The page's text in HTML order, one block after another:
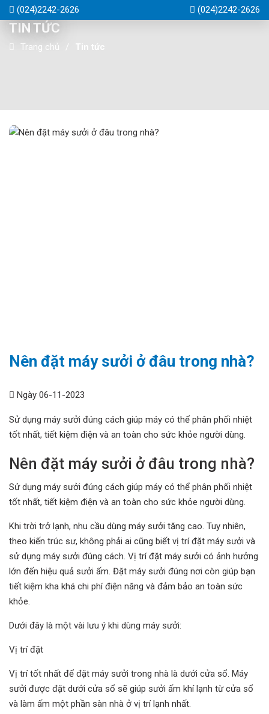
(024)2242-2626 (024)2242-2626
TIN TỨC
Trang chủ Tin tức
Nên đặt máy sưởi ở đâu trong nhà?
Ngày 06-11-2023
Sử dụng máy sưởi đúng cách giúp máy có thể phân phối nhiệt
tốt nhất, tiết kiệm điện và an toàn cho sức khỏe người dùng.
Nên đặt máy sưởi ở đâu trong nhà?
Sử dụng máy sưởi đúng cách giúp máy có thể phân phối nhiệt
tốt nhất, tiết kiệm điện và an toàn cho sức khỏe người dùng.
Khi trời trở lạnh, nhu cầu dùng máy sưởi tăng cao. Tuy nhiên,
theo kiến trúc sư, không phải ai cũng biết vị trí đặt máy sưởi và
sử dụng máy sưởi đúng cách. Vị trí đặt máy sưởi có ảnh hưởng
lớn đến hiệu quả sưởi ấm. Đặt máy sưởi đúng nơi còn giúp bạn
tiết kiệm kha khá chi phí điện năng và đảm bảo an toàn sức
khỏe.
Dưới đây là một vài lưu ý khi dùng máy sưởi:
Vị trí đặt
Vị trí tốt nhất để đặt máy sưởi trong nhà là dưới cửa sổ. Máy
sưởi được đặt dưới cửa sổ sẽ giúp sưởi ấm khí lạnh từ cửa sổ
và làm ấm một phần sàn nhà ở vị trí lạnh nhất.